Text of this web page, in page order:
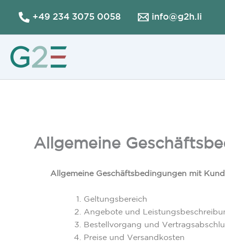
Inhalt
+49 234 3075 0058 info@g2h.li
Allgemeine
Allgemeine Geschäftsbedingungen mit
Geltungsbereich
Angebote und
Bestellvorgang und
Preise und Versandkosten